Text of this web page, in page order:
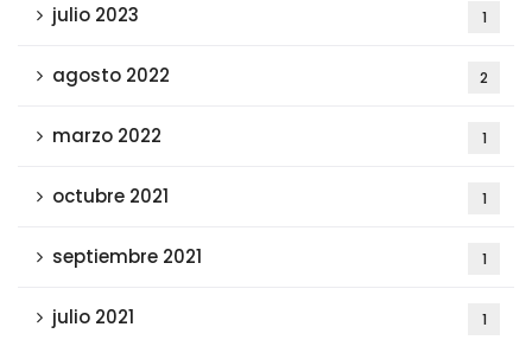
julio 2023 1
agosto 2022 2
marzo 2022 1
octubre 2021 1
septiembre 2021 1
julio 2021 1